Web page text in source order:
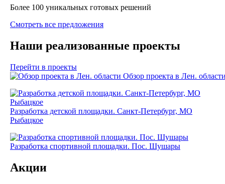
Более 100 уникальных готовых решений
Смотреть все предложения
Наши реализованные проекты
Перейти в проекты
Обзор проекта в Лен.
Разработка детской площадки. Санкт-Петербург, МО
Рыбацкое
Разработка спортивной площадки. Пос. Шушары
Акции